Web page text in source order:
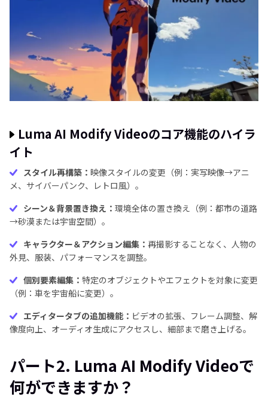
Luma AI Modify Videoのコア機能のハイラ
イト
スタイル再構築： 映像スタイルの変更（例：実写映像→アニ
メ、サイバーパンク、レトロ風）。
シーン＆背景置き換え： 環境全体の置き換え（例：都市の道路
→砂漠または宇宙空間）。
キャラクター＆アクション編集： 再撮影することなく、人物の
外見、服装、パフォーマンスを調整。
個別要素編集： 特定のオブジェクトやエフェクトを対象に変更
（例：車を宇宙船に変更）。
エディタータブの追加機能： ビデオの拡張、フレーム調整、解
像度向上、オーディオ生成にアクセスし、細部まで磨き上げる。
パート2. Luma AI Modify Videoで
何ができますか？